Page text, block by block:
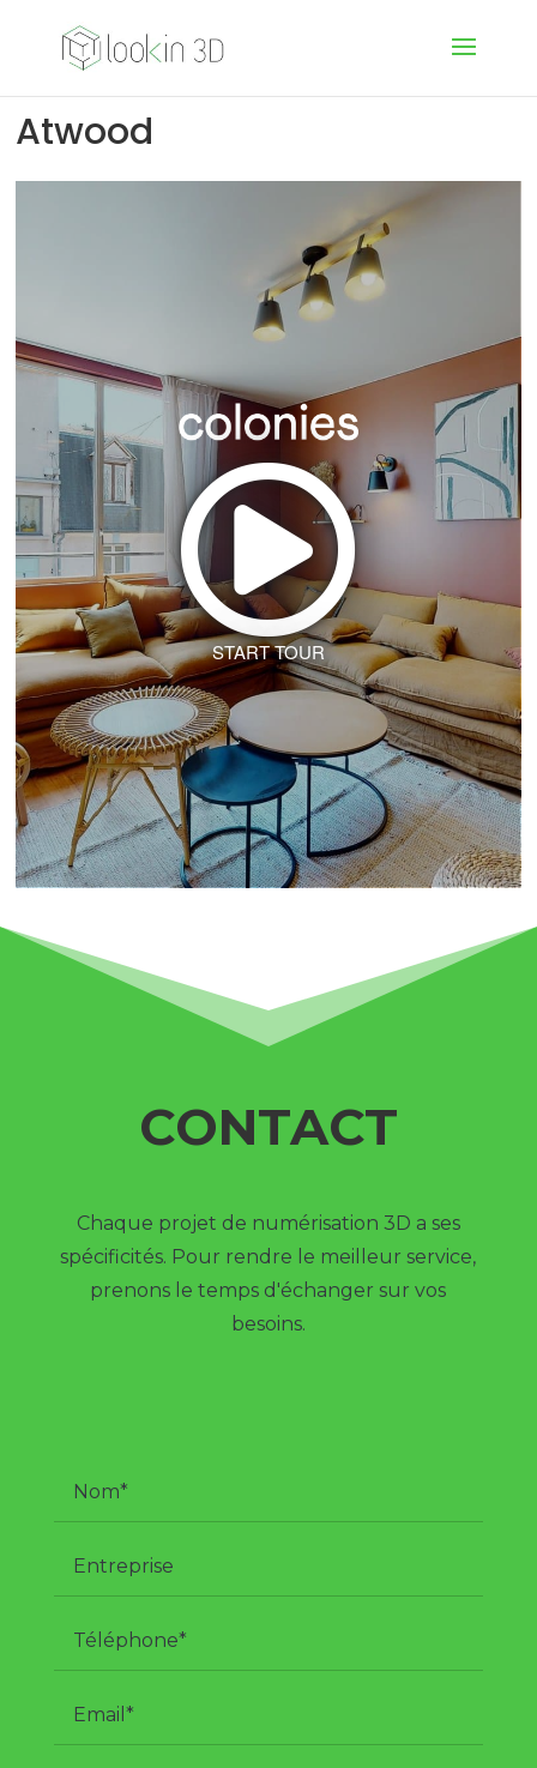
Atwood
START TOUR
CONTACT
Chaque projet de numérisation 3D a ses
spécificités. Pour rendre le meilleur service,
prenons le temps d'échanger sur vos
besoins.